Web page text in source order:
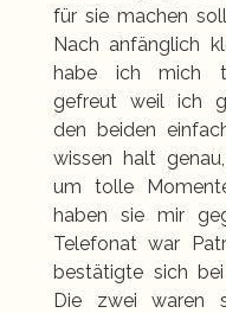
für sie machen
Nach anfänglich
habe ich mich
gefreut weil ich
den beiden
wissen halt
um tolle
haben sie mir
Telefonat war
bestätigte sich
Die zwei waren